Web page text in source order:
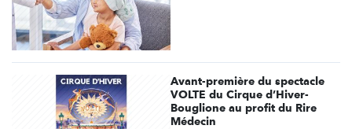
Avant-première du spectacle
VOLTE du Cirque d’Hiver-
Bouglione au profit du Rire
Médecin